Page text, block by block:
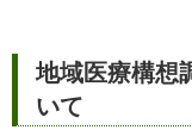
地域医療構想
いて